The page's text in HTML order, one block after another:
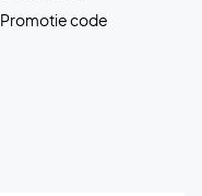
Promotie code